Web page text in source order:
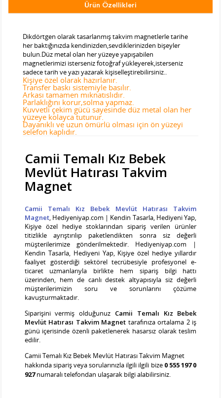
Ürün Özellikleri
Tab Başlık 2
Dikdörtgen olarak tasarlanmış takvim magnetlerle tarihe
her baktığınızda kendinizden,sevdiklerinizden bişeyler
bulun.Düz metal olan her yüzeye yapışabilen
magnetlerimizi isterseniz fotoğraf yükleyerek,isterseniz
sadece tarih ve yazı yazarak kişiselleştirebilirsiniz..
Kişiye özel olarak hazırlanır.
Transfer baskı sistemiyle basılır.
Arkası tamamen mıknatıslıdır.
Parlaklığını korur,solma yapmaz.
Kuvvetli çekim gücü sayesinde düz metal olan her
yüzeye kolayca tutunur.
Dayanıklı ve uzun ömürlü olması için ön yüzeyi
selefon kaplıdır.
Camii Temalı Kız Bebek
Mevlüt Hatırası Takvim
Magnet
Camii Temalı Kız Bebek Mevlüt Hatırası Takvim
Magnet, Hediyeniyap.com | Kendin Tasarla, Hediyeni Yap,
Kişiye özel hediye stoklarından sipariş verilen ürünler
titizlikle ayrıştırılıp paketlendikten sonra siz değerli
müşterilerimize gönderilmektedir. Hediyeniyap.com |
Kendin Tasarla, Hediyeni Yap, Kişiye özel hediye yıllardır
faaliyet gösterdiği sektörel tecrübesiyle profesyonel e-
ticaret uzmanlarıyla birlikte hem sipariş bilgi hattı
üzerinden, hem de canlı destek altyapısıyla siz değerli
müşterilerimizin soru ve sorunlarını çözüme
kavuşturmaktadır.
Siparişini vermiş olduğunuz Camii Temalı Kız Bebek
Mevlüt Hatırası Takvim Magnet tarafınıza ortalama 2 iş
günü içerisinde özenli paketlenerek hasarsız olarak teslim
edilir.
Camii Temalı Kız Bebek Mevlüt Hatırası Takvim Magnet
hakkında sipariş veya sorularınızla ilgili ilgili bize 0 555 197 0
927numaralı telefondan ulaşarak bilgi alabilirsiniz.